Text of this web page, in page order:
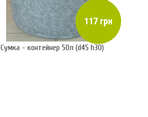
117 грн
Сумка - контейнер 50л (d45 h30)